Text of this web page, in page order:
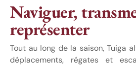
Naviguer,
représenter
Tout au long de la saison, Tuiga
déplacements, régates et